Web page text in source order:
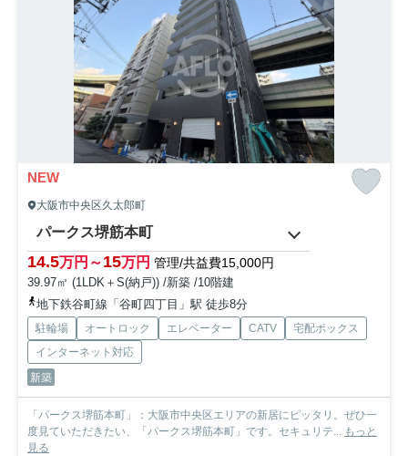
NEW
大阪市中央区久太郎町
パークス堺筋本町
14.5万円～15万円 管理/共益費15,000円
39.97㎡ (1LDK＋S(納戸)) /新築 /10階建
地下鉄谷町線「谷町四丁目」駅 徒歩8分
駐輪場 オートロック エレベーター CATV
宅配ボックス
インターネット対応
新築
「パークス堺筋本町」：大阪市中央区エリアの新居にピッタリ。ぜひ一
度見ていただきたい、「パークス堺筋本町」です。セキュリテ... もっと
見る